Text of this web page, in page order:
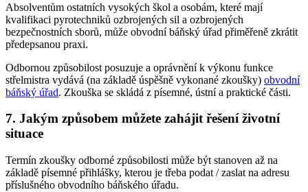
Absolventům ostatních vysokých škol a osobám, které mají
kvalifikaci pyrotechniků ozbrojených sil a ozbrojených
bezpečnostních sborů, může obvodní báňský úřad přiměřeně zkrátit
předepsanou praxi.
Odbornou způsobilost posuzuje a oprávnění k výkonu funkce
střelmistra vydává (na základě úspěšně vykonané zkoušky) obvodní
báňský úřad. Zkouška se skládá z písemné, ústní a praktické části.
7. Jakým způsobem můžete zahájit řešení životní
situace
Termín zkoušky odborné způsobilosti může být stanoven až na
základě písemné přihlášky, kterou je třeba podat / zaslat na adresu
příslušného obvodního báňského úřadu.